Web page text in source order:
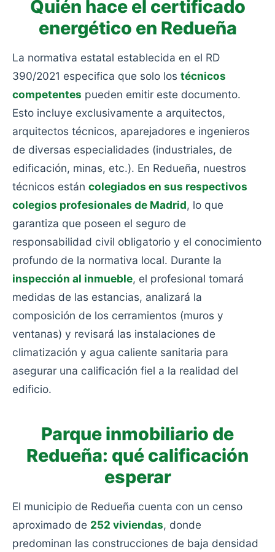
Quién hace el certificado
energético en Redueña
La normativa estatal establecida en el RD
390/2021 especifica que solo los técnicos
competentes pueden emitir este documento.
Esto incluye exclusivamente a arquitectos,
arquitectos técnicos, aparejadores e ingenieros
de diversas especialidades (industriales, de
edificación, minas, etc.). En Redueña, nuestros
técnicos están colegiados en sus respectivos
colegios profesionales de Madrid, lo que
garantiza que poseen el seguro de
responsabilidad civil obligatorio y el conocimiento
profundo de la normativa local. Durante la
inspección al inmueble, el profesional tomará
medidas de las estancias, analizará la
composición de los cerramientos (muros y
ventanas) y revisará las instalaciones de
climatización y agua caliente sanitaria para
asegurar una calificación fiel a la realidad del
edificio.
Parque inmobiliario de
Redueña: qué calificación
esperar
El municipio de Redueña cuenta con un censo
aproximado de 252 viviendas, donde
predominan las construcciones de baja densidad